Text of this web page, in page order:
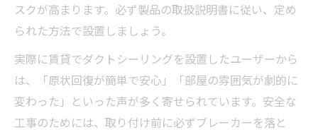
スクが高まります。必ず製品の取扱説明書に従い、定め
られた方法で設置しましょう。
実際に賃貸でダクトシーリングを設置したユーザーから
は、「原状回復が簡単で安心」「部屋の雰囲気が劇的に
変わった」といった声が多く寄せられています。安全な
工事のためには、取り付け前に必ずブレーカーを落と